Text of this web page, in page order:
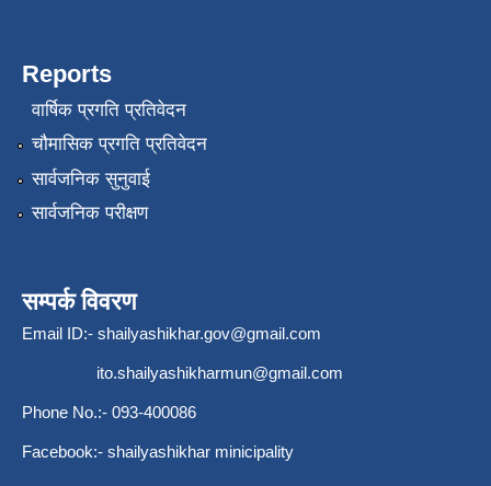
Reports
वार्षिक प्रगति प्रतिवेदन
चौमासिक प्रगति प्रतिवेदन
सार्वजनिक सुनुवाई
सार्वजनिक परीक्षण
सम्पर्क विवरण
Email ID:- shailyashikhar.gov@gmail.com
ito.shailyashikharmun@gmail.com
Phone No.:- 093-400086
Facebook:- shailyashikhar minicipality